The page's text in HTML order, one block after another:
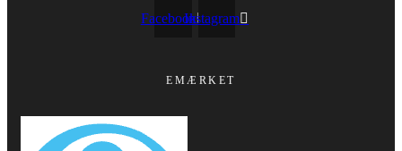
FacebookInstagram
EMÆRKET